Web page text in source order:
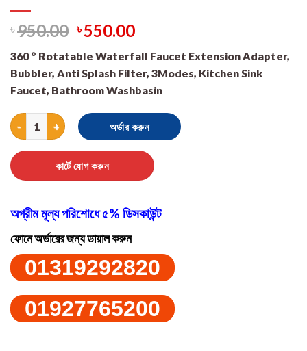
৳950.00 ৳550.00
360 ° Rotatable Waterfall Faucet Extension Adapter,
Bubbler, Anti Splash Filter, 3Modes, Kitchen Sink
Faucet, Bathroom Washbasin
360 ° Rotatable Waterfall Faucet quantity
অর্ডার করুন
কার্টে যোগ করুন
অগ্রীম মূল্য পরিশোধে ৫% ডিসকাউন্ট
ফোনে অর্ডারের জন্য ডায়াল করুন
01319292820
01927765200